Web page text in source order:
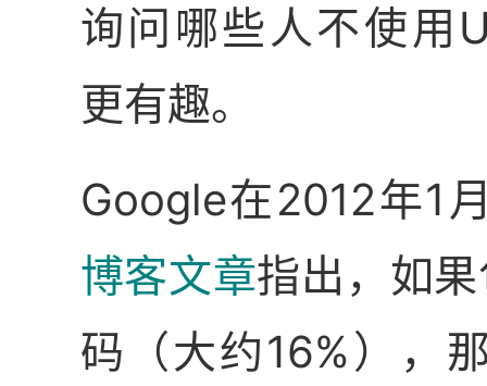
询问哪些人不使用
更有趣。
Google在2012年1
博客文章指出，如
码（大约16%），